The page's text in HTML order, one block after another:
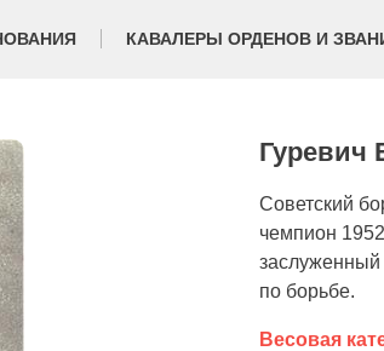
КАВАЛЕРЫ ОРДЕНОВ И
Гуревич
Советский
чемпион
заслуженный
по борьбе.
Весовая